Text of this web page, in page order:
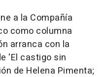
a la Compañía
como columna
arranca con la
'El castigo sin
de Helena Pimenta;